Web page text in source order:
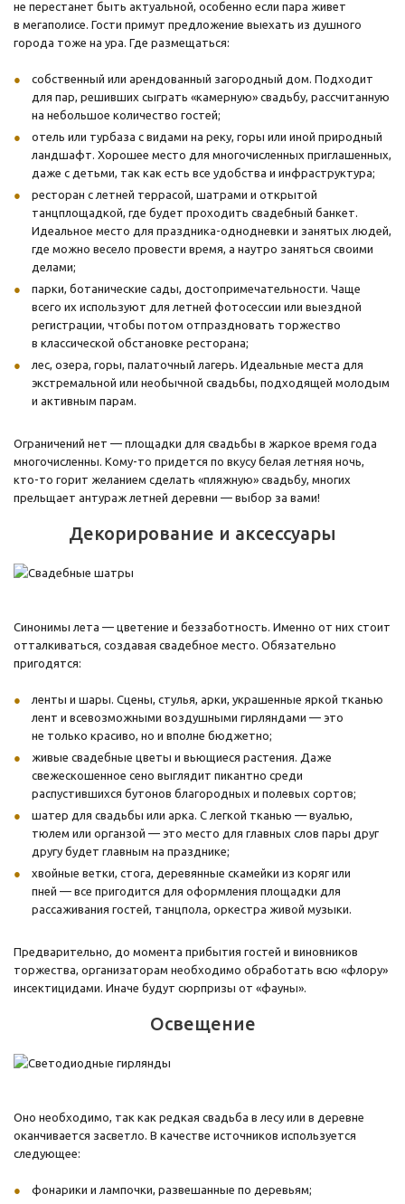
не перестанет быть актуальной, особенно если пара живет
в мегаполисе. Гости примут предложение выехать из душного
города тоже на ура. Где размещаться:
собственный или арендованный загородный дом. Подходит
для пар, решивших сыграть «камерную» свадьбу, рассчитанную
на небольшое количество гостей;
отель или турбаза с видами на реку, горы или иной природный
ландшафт. Хорошее место для многочисленных приглашенных,
даже с детьми, так как есть все удобства и инфраструктура;
ресторан с летней террасой, шатрами и открытой
танцплощадкой, где будет проходить свадебный банкет.
Идеальное место для праздника-однодневки и занятых людей,
где можно весело провести время, а наутро заняться своими
делами;
парки, ботанические сады, достопримечательности. Чаще
всего их используют для летней фотосессии или выездной
регистрации, чтобы потом отпраздновать торжество
в классической обстановке ресторана;
лес, озера, горы, палаточный лагерь. Идеальные места для
экстремальной или необычной свадьбы, подходящей молодым
и активным парам.
Ограничений нет — площадки для свадьбы в жаркое время года
многочисленны. Кому-то придется по вкусу белая летняя ночь,
кто-то горит желанием сделать «пляжную» свадьбу, многих
прельщает антураж летней деревни — выбор за вами!
Декорирование и аксессуары
Синонимы лета — цветение и беззаботность. Именно от них стоит
отталкиваться, создавая свадебное место. Обязательно
пригодятся:
ленты и шары. Сцены, стулья, арки, украшенные яркой тканью
лент и всевозможными воздушными гирляндами — это
не только красиво, но и вполне бюджетно;
живые свадебные цветы и вьющиеся растения. Даже
свежескошенное сено выглядит пикантно среди
распустившихся бутонов благородных и полевых сортов;
шатер для свадьбы или арка. С легкой тканью — вуалью,
тюлем или органзой — это место для главных слов пары друг
другу будет главным на празднике;
хвойные ветки, стога, деревянные скамейки из коряг или
пней — все пригодится для оформления площадки для
рассаживания гостей, танцпола, оркестра живой музыки.
Предварительно, до момента прибытия гостей и виновников
торжества, организаторам необходимо обработать всю «флору»
инсектицидами. Иначе будут сюрпризы от «фауны».
Освещение
Оно необходимо, так как редкая свадьба в лесу или в деревне
оканчивается засветло. В качестве источников используется
следующее:
фонарики и лампочки, развешанные по деревьям;